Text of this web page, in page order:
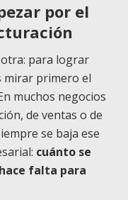
por el
para lograr
mirar primero el
muchos negocios
de ventas o de
se baja ese
cuánto se
falta para